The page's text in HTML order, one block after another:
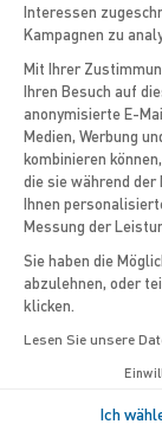
Interessen
Kampagnen zu
Mit Ihrer
Ihren Besuch auf
anonymisierte E-
Medien, Werbung
kombinieren
die sie während
Ihnen
Messung der
Sie haben die
abzulehnen, oder
klicken.
Lesen Sie unsere
Ich